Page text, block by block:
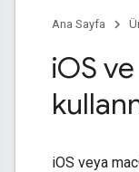
Ana Sayfa
iOS
iOS veya